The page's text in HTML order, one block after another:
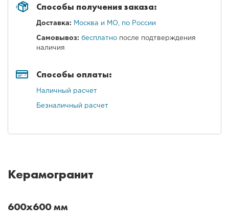
Способы получения заказа:
Доставка: Москва и МО, по России
Самовывоз: бесплатно после подтверждения
наличия
Способы оплаты:
Наличный расчет
Безналичный расчет
Керамогранит
600x600 мм